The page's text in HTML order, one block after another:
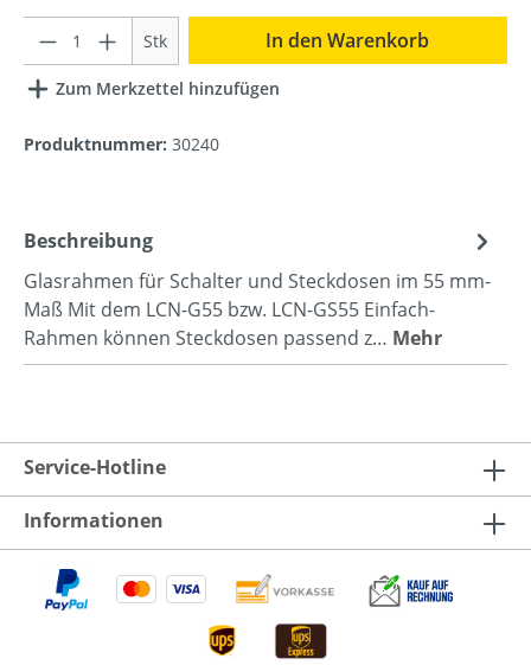
Stk In den Warenkorb
Zum Merkzettel hinzufügen
Produktnummer: 30240
Beschreibung
Glasrahmen für Schalter und Steckdosen im 55 mm-
Maß Mit dem LCN-G55 bzw. LCN-GS55 Einfach-
Rahmen können Steckdosen passend z… Mehr
Service-Hotline
Informationen